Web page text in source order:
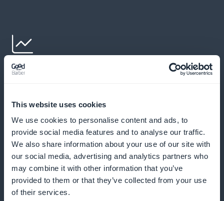
This website uses cookies
We use cookies to personalise content and ads, to
provide social media features and to analyse our traffic.
We also share information about your use of our site with
our social media, advertising and analytics partners who
may combine it with other information that you’ve
provided to them or that they’ve collected from your use
of their services.
Statistiques détaillées des abonnés au
optimisez votre stratégie de contenu.
Widget de promotion des abonnements
disponible sur la home de l'application